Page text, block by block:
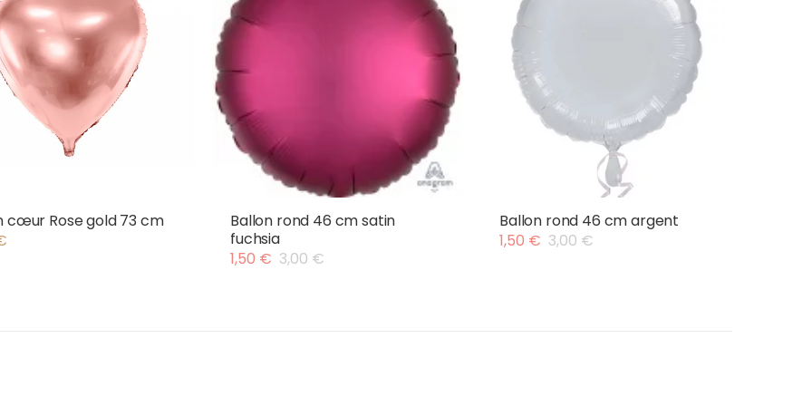
cœur Rose gold 73 cm
Ballon rond 46 cm satin
fuchsia
3,00 €
Le
1,50 €
Le
Ballon rond 46 cm argent
3,00 €
Le
1,50 €
Le